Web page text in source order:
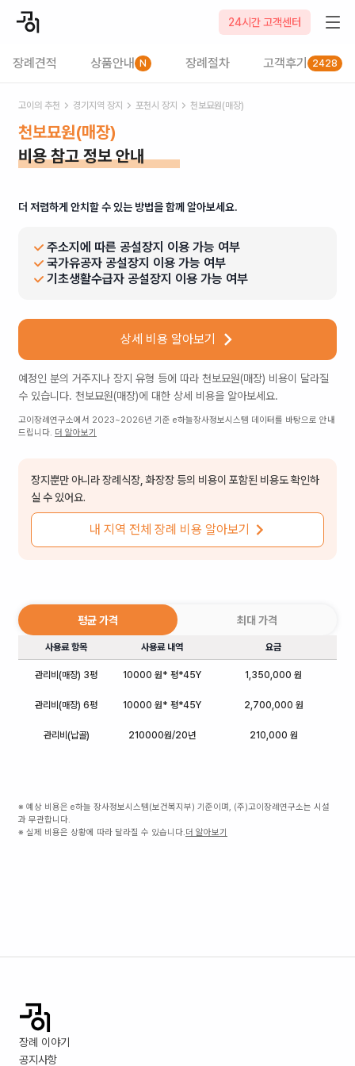
24시간 고객센터
장례견적 상품안내 N 장례절차 고객후기 2428
고이의 추천 경기 지역 장지 포천시 장지 천보묘원(매장)
천보묘원(매장)
비용 참고 정보 안내
더 저렴하게 안치할 수 있는 방법을 함께 알아보세요.
주소지에 따른 공설장지 이용 가능 여부
국가유공자 공설장지 이용 가능 여부
기초생활수급자 공설장지 이용 가능 여부
상세 비용 알아보기
예정인 분의 거주지나 장지 유형 등에 따라 천보묘원(매장) 비용이 달라질
수 있습니다. 천보묘원(매장)에 대한 상세 비용을 알아보세요.
고이장례연구소에서 2023~2026년 기준 e하늘장사정보시스템 데이터를 바탕으로 안내
드립니다. 더 알아보기
장지뿐만 아니라 장례식장, 화장장 등의 비용이 포함된 비용도 확인하
실 수 있어요.
내 지역 전체 장례 비용 알아보기
평균 가격 최대 가격
사용료 항목 사용료 내역 요금
관리비(매장) 3평 10000 원* 평*45Y 1,350,000 원
관리비(매장) 6평 10000 원* 평*45Y 2,700,000 원
관리비(납골) 210000원/20년 210,000 원
※ 예상 비용은 e하늘 장사정보시스템(보건복지부) 기준이며, (주)고이장례연구소는 시설
과 무관합니다.
※ 실제 비용은 상황에 따라 달라질 수 있습니다.더 알아보기
장례 이야기
공지사항